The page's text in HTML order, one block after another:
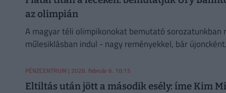
az olimpián
A magyar téli olimpikonokat bemutató
műlesiklásban indul - nagy reményekkel, bár újoncként.
PÉNZCENTRUM | 2026. február 6. 10:15
Eltiltás után jött a második esély: íme Kim